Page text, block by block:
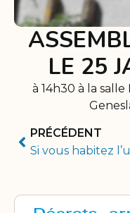
LE 25
à 14h30 à la
PRÉCÉDENT